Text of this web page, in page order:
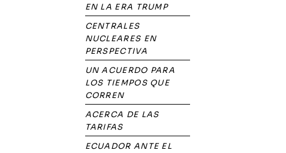
EN LA ERA TRUMP
CENTRALES
NUCLEARES EN
PERSPECTIVA
UN ACUERDO PARA
LOS TIEMPOS QUE
CORREN
ACERCA DE LAS
TARIFAS
ECUADOR ANTE EL